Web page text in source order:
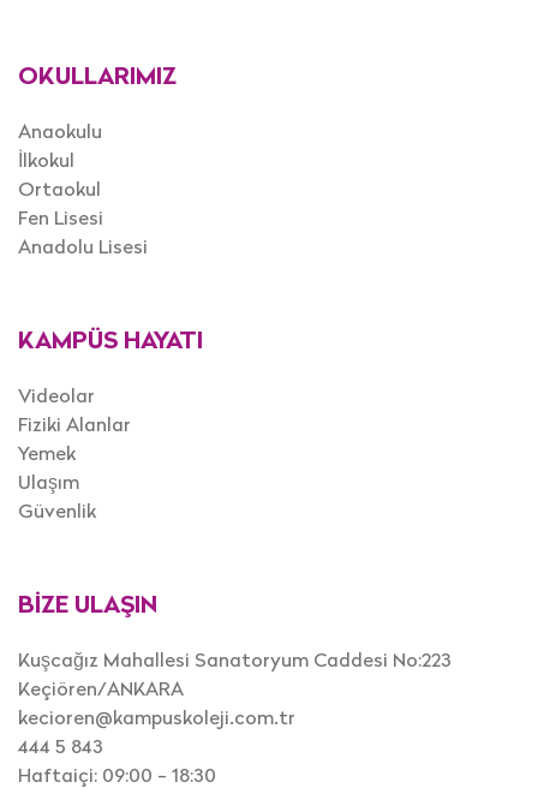
OKULLARIMIZ
Anaokulu
İlkokul
Ortaokul
Fen Lisesi
Anadolu Lisesi
KAMPÜS HAYATI
Videolar
Fiziki Alanlar
Yemek
Ulaşım
Güvenlik
BİZE ULAŞIN
Kuşcağız Mahallesi Sanatoryum Caddesi No:223
Keçiören/ANKARA
kecioren@kampuskoleji.com.tr
444 5 843
Haftaiçi: 09:00 - 18:30